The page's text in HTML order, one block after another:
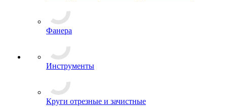
Фанера
Инструменты
Круги отрезные и зачистные